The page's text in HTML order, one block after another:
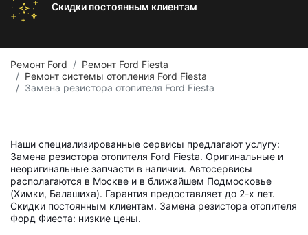
Скидки постоянным клиентам
Ремонт Ford
Ремонт Ford Fiesta
Ремонт системы отопления Ford Fiesta
Замена резистора отопителя Ford Fiesta
Наши специализированные сервисы предлагают услугу:
Замена резистора отопителя Ford Fiesta. Оригинальные и
неоригинальные запчасти в наличии. Автосервисы
располагаются в Москве и в ближайшем Подмосковье
(Химки, Балашиха). Гарантия предоставляет до 2-х лет.
Скидки постоянным клиентам. Замена резистора отопителя
Форд Фиеста: низкие цены.